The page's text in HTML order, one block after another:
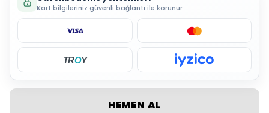
Kart bilgileriniz güvenli bağlantı ile korunur
TROY
HEMEN AL